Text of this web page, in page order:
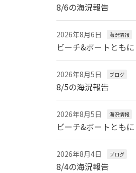
8/6の海況報告
2026年8月6日 海況情報
ビーチ&ボートともに
2026年8月5日 ブログ
8/5の海況報告
2026年8月5日 海況情報
ビーチ&ボートともに
2026年8月4日 ブログ
8/4の海況報告